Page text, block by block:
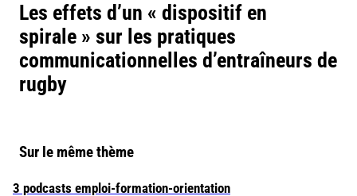
Les effets d’un « dispositif en
spirale » sur les pratiques
communicationnelles d’entraîneurs de
rugby
Sur le même thème
3 podcasts emploi-formation-orientation